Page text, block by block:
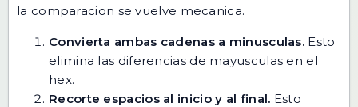
la comparacion se vuelve mecanica.
Convierta ambas cadenas a minusculas. Esto
elimina las diferencias de mayusculas en el
hex.
Recorte espacios al inicio y al final. Esto